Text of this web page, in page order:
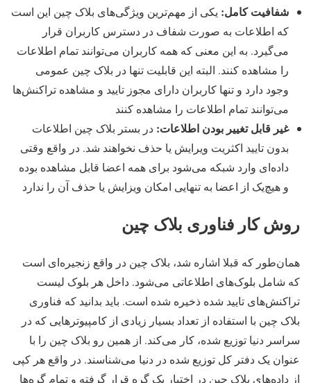
شفافیت کامل: یکی از مهم‌ترین ویژگی‌های بلاک چین این است
که اطلاعات به صورت شفاف در دسترس کاربران قرار
می‌گیرد. به این معنی که همه کاربران می‌توانند تمام اطلاعات
را مشاهده کنند. البته این قابلیت تنها در بلاک چین عمومی
وجود دارد و تنها کاربران دارای مجوز تایید و مشاهده تراکنش‌ها
می‌توانند تمام اطلاعات را مشاهده کنند
غیر قابل تغییر بودن اطلاعات: در بستر بلاک چین اطلاعات
بدون تایید اکثریت ویرایش یا حذف نخواهند شد. در واقع وقتی
داده‌ای وارد شبکه می‌شود برای همه اعضا قابل مشاهده بوده
و هیچ‌یک از اعضا به تنهایی امکان ویزایش یا حذف آن را ندارد
روش کار فناوری بلاک چین
همان‌طور که قبلا اشاره شد، بلاک چین در واقع زنجیره‌ای است
که شامل بلوک‌های اطلاعاتی می‌شود. داخل هر بلوک لیست
تراکنش‌های تایید شده ذخیره شده است. باید بدانید که فناوری
بلاک چین با استفاده از تعداد بسیار زیادی از کامپیوترهایی که در
سراسر دنیا توزیع شده، کار می‌کند. از همین رو بلاک چین را با
عنوان یک دفتر کل توزیع شده در دنیا می‌شناسند. در واقع هر کپی
از داده‌های بلاک چین در اختیار یک گره قرار گرفته و تمام گره‌ها